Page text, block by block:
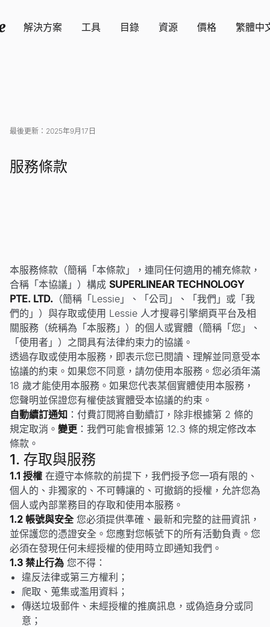
解決方案 工具 目錄 資源 價格 繁體中
最後更新：2025年9月17日
服務條款
本服務條款（簡稱「本條款」，連同任何適用的補充條款，
合稱「本協議」）構成 SUPERLINEAR TECHNOLOGY
PTE. LTD. （簡稱「Lessie」、「公司」、「我們」或「我
們的」）與存取或使用 Lessie 人才搜尋引擎網頁平台及相
關服務（統稱為「本服務」）的個人或實體（簡稱「您」、
「使用者」）之間具有法律約束力的協議。
透過存取或使用本服務，即表示您已閱讀、理解並同意受本
協議的約束。如果您不同意，請勿使用本服務。您必須年滿
18 歲才能使用本服務。如果您代表某個實體使用本服務，
您聲明並保證您有權使該實體受本協議的約束。
自動續訂通知 ：付費訂閱將自動續訂，除非根據第 2 條的
規定取消。 變更 ：我們可能會根據第 12.3 條的規定修改本
條款。
1. 存取與服務
1.1 授權 在遵守本條款的前提下，我們授予您一項有限的、
個人的、非獨家的、不可轉讓的、可撤銷的授權，允許您為
個人或內部業務目的存取和使用本服務。
1.2 帳號與安全 您必須提供準確、最新和完整的註冊資訊，
並保護您的憑證安全。您應對您帳號下的所有活動負責。您
必須在發現任何未經授權的使用時立即通知我們。
1.3 禁止行為 您不得：
違反法律或第三方權利；
爬取、蒐集或濫用資料；
傳送垃圾郵件、未經授權的推廣訊息，或偽造身分或同
意；